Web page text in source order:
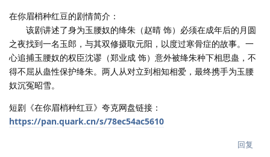
在你眉梢种红豆的剧情简介：
该剧讲述了身为玉腰奴的绛朱（赵晴 饰）必须在成年后的月圆
之夜找到一名玉郎，与其双修摄取元阳，以度过寒骨症的故事。一
心追捕玉腰奴的权臣沈谬（郑业成 饰）意外被绛朱种下相思蛊，不
得不屈从蛊性保护绛朱。两人从对立到相知相爱，最终携手为玉腰
奴沉冤昭雪。
短剧《在你眉梢种红豆》夸克网盘链接：
https://pan.quark.cn/s/78ec54ac5610
回复